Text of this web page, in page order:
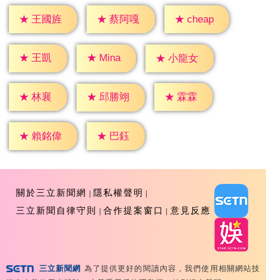
★ 王國旌 ★ 蔡阿嘎 ★ cheap
★ 王凱 ★ Mina ★ 小龍女
★ 林襄 ★ 邱勝翊 ★ 霖霖
★ 賴銘偉 ★ 巴鈺
關於三立新聞網
隱私權聲明
三立新聞自律守則
合作提案窗口 意見反應
Copyright ©2026 Sanlih E-Television All Rights
三立新聞網 為了提供更好的閱讀內容，我們使用相關網站技